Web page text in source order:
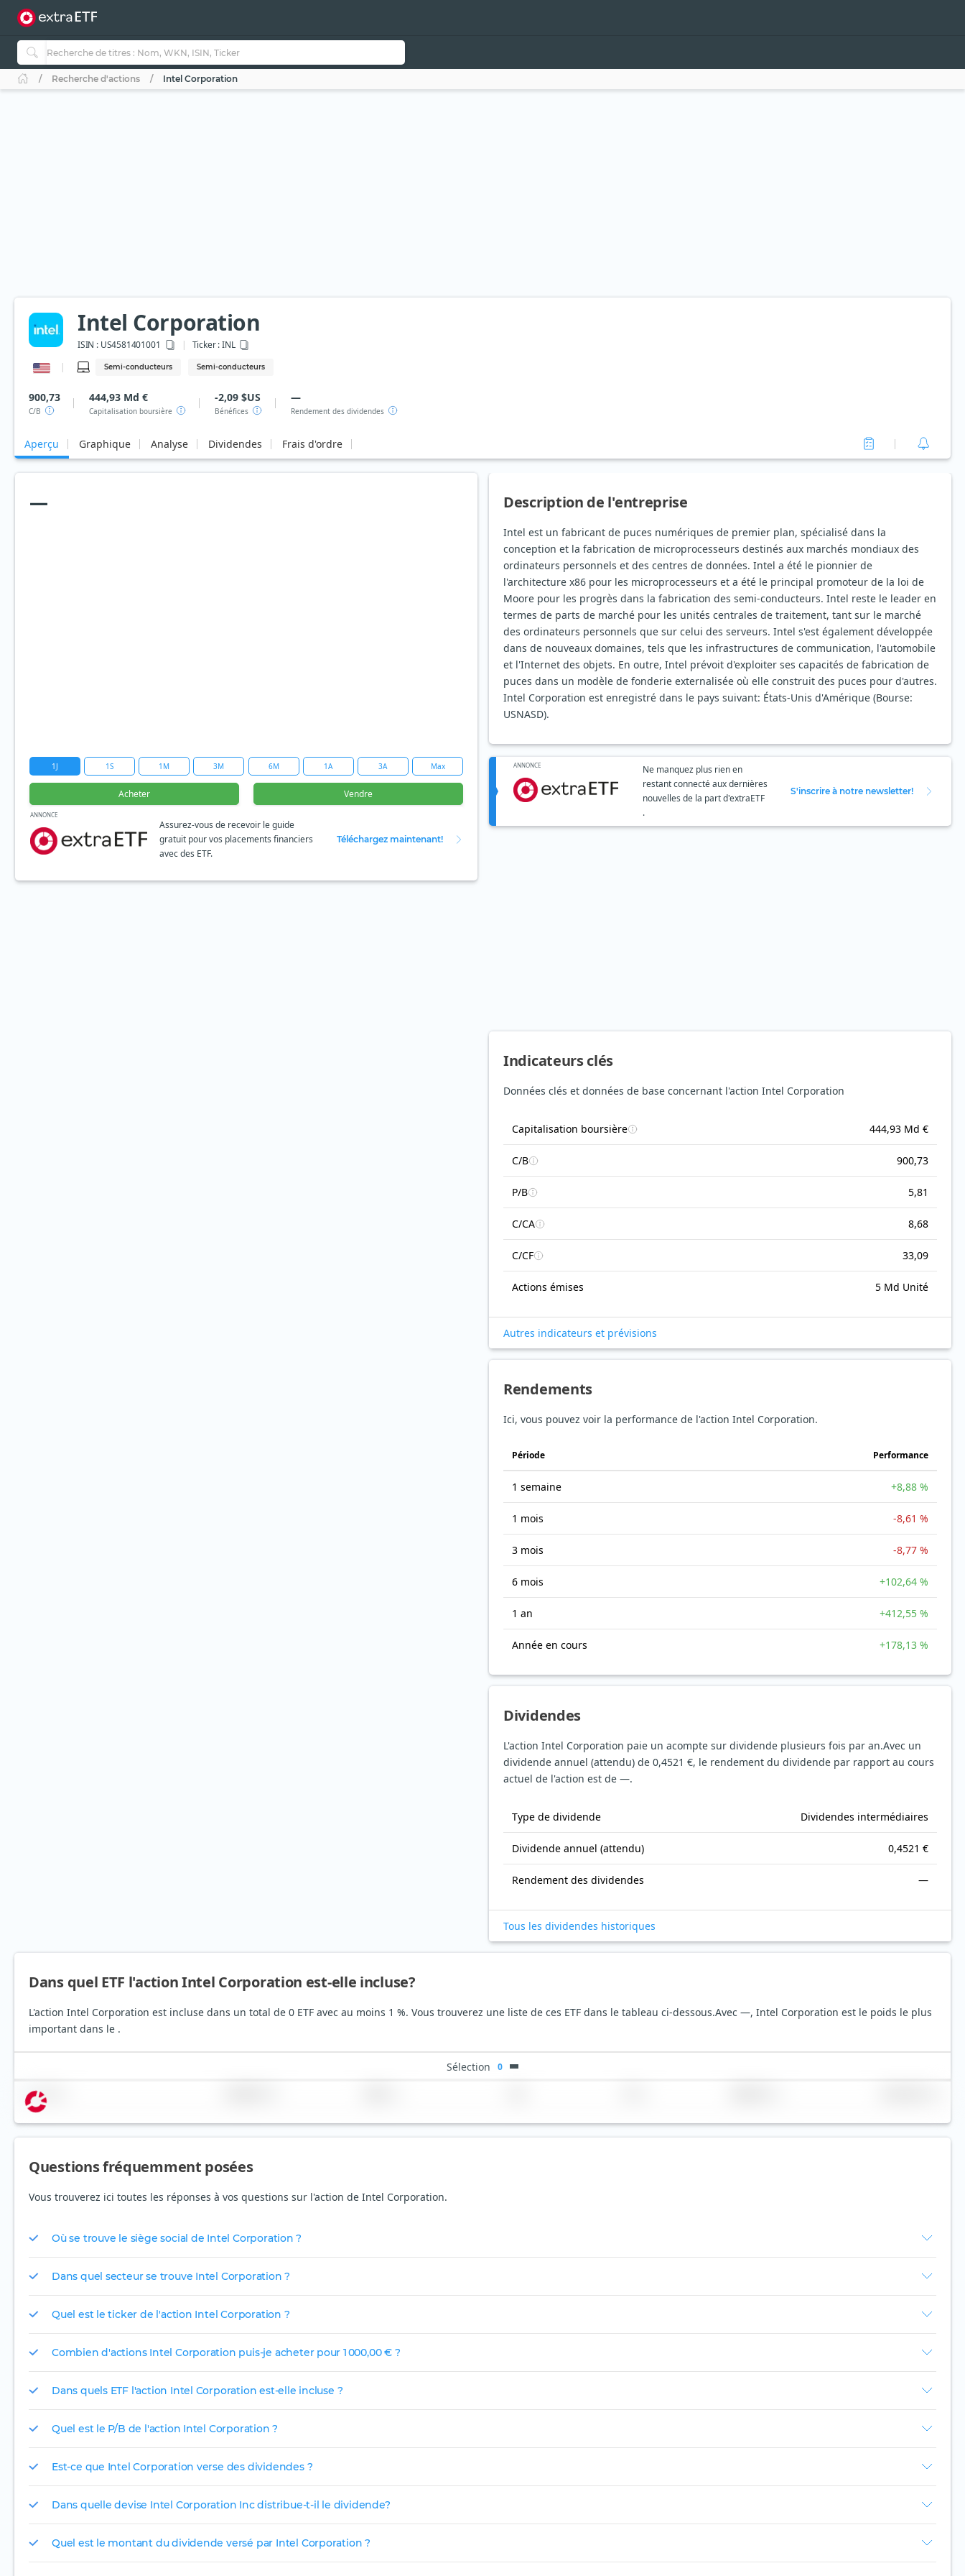
Recherche d'actions Intel Corporation
Intel Corporation
ISIN :US4581401001 Ticker :INL
Semi-conducteurs Semi-conducteurs
900,73
C/B
444,93 Md €
Capitalisation boursière
-2,09 $US
Bénéfices
—
Rendement des dividendes
Aperçu Graphique Analyse Dividendes Frais d'ordre
—
1J 1S 1M 3M 6M 1A 3A Max
Acheter Vendre
ANNONCE
Assurez-vous de recevoir le guide
gratuit pour vos placements financiers
avec des ETF.
Téléchargez maintenant!
Description de l'entreprise
Intel est un fabricant de puces numériques de premier plan, spécialisé dans la
conception et la fabrication de microprocesseurs destinés aux marchés mondiaux des
ordinateurs personnels et des centres de données. Intel a été le pionnier de
l'architecture x86 pour les microprocesseurs et a été le principal promoteur de la loi de
Moore pour les progrès dans la fabrication des semi-conducteurs. Intel reste le leader en
termes de parts de marché pour les unités centrales de traitement, tant sur le marché
des ordinateurs personnels que sur celui des serveurs. Intel s'est également développée
dans de nouveaux domaines, tels que les infrastructures de communication, l'automobile
et l'Internet des objets. En outre, Intel prévoit d'exploiter ses capacités de fabrication de
puces dans un modèle de fonderie externalisée où elle construit des puces pour d'autres.
Intel Corporation est enregistré dans le pays suivant: États-Unis d'Amérique (Bourse:
USNASD).
ANNONCE
Ne manquez plus rien en
restant connecté aux dernières
nouvelles de la part d'extraETF
.
S'inscrire à notre newsletter!
Indicateurs clés
Données clés et données de base concernant l'action Intel Corporation
Capitalisation boursière 444,93 Md €
C/B 900,73
P/B 5,81
C/CA 8,68
C/CF 33,09
Actions émises 5 Md Unité
Autres indicateurs et prévisions
Rendements
Ici, vous pouvez voir la performance de l'action Intel Corporation.
Période Performance
1 semaine +8,88 %
1 mois -8,61 %
3 mois -8,77 %
6 mois +102,64 %
1 an +412,55 %
Année en cours +178,13 %
Dividendes
L'action Intel Corporation paie un acompte sur dividende plusieurs fois par an.Avec un
dividende annuel (attendu) de 0,4521 €, le rendement du dividende par rapport au cours
actuel de l'action est de —.
Type de dividende Dividendes intermédiaires
Dividende annuel (attendu) 0,4521 €
Rendement des dividendes —
Tous les dividendes historiques
Dans quel ETF l'action Intel Corporation est-elle incluse?
L'action Intel Corporation est incluse dans un total de 0 ETF avec au moins 1 %. Vous trouverez une liste de ces ETF dans le tableau ci-dessous.Avec —, Intel Corporation est le poids le plus
important dans le .
Sélection 0
Nom
Questions fréquemment posées
Vous trouverez ici toutes les réponses à vos questions sur l'action de Intel Corporation.
Où se trouve le siège social de Intel Corporation ?
Dans quel secteur se trouve Intel Corporation ?
Quel est le ticker de l'action Intel Corporation ?
Combien d'actions Intel Corporation puis-je acheter pour 1 000,00 € ?
Dans quels ETF l'action Intel Corporation est-elle incluse ?
Quel est le P/B de l'action Intel Corporation ?
Est-ce que Intel Corporation verse des dividendes ?
Dans quelle devise Intel Corporation Inc distribue-t-il le dividende?
Quel est le montant du dividende versé par Intel Corporation ?